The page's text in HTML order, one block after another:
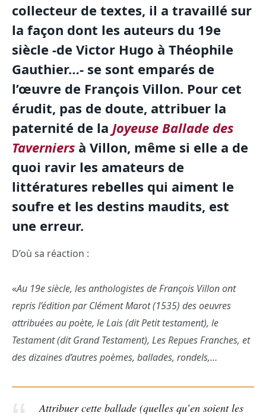
collecteur de textes, il a travaillé sur
la façon dont les auteurs du 19e
siècle -de Victor Hugo à Théophile
Gauthier…- se sont emparés de
l’œuvre de François Villon. Pour cet
érudit, pas de doute, attribuer la
paternité de la Joyeuse Ballade des
Taverniers à Villon, même si elle a de
quoi ravir les amateurs de
littératures rebelles qui aiment le
soufre et les destins maudits, est
une erreur.
D’où sa réaction :
«Au 19e siècle, les anthologistes de François Villon ont
repris l’édition par Clément Marot (1535) des oeuvres
attribuées au poète, le Lais (dit Petit testament), le
Testament (dit Grand Testament), Les Repues Franches, et
des dizaines d’autres poèmes, ballades, rondels,…
Attribuer cette ballade (quelles qu’en soient les